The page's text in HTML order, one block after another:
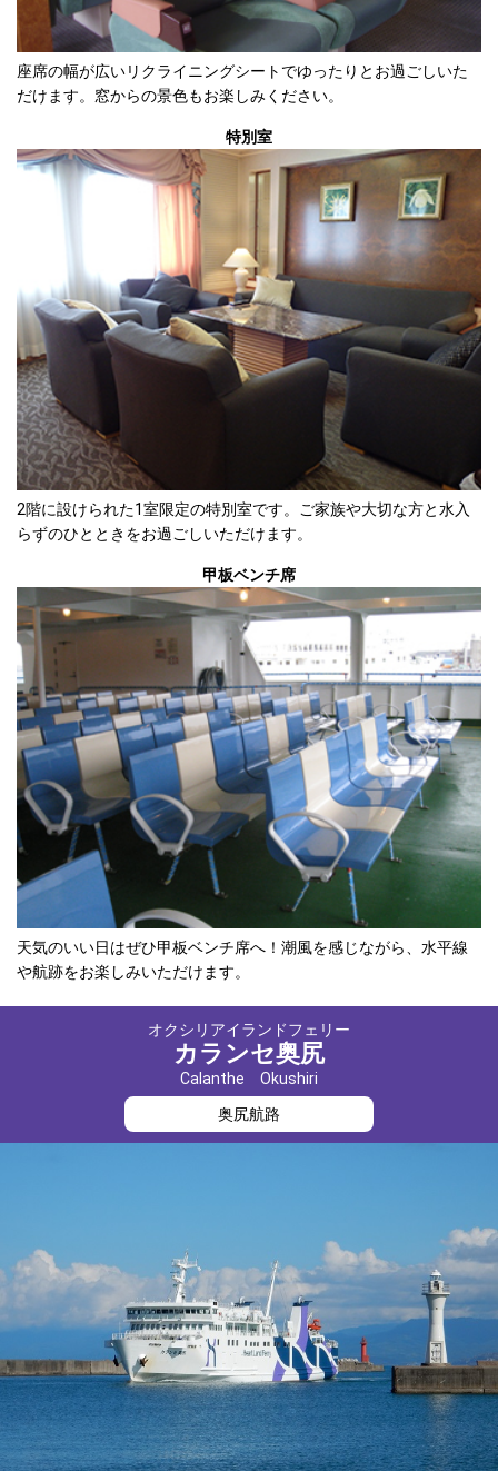
座席の幅が広いリクライニングシートでゆったりとお過ごしいた
だけます。窓からの景色もお楽しみください。
特別室
2階に設けられた1室限定の特別室です。ご家族や大切な方と水入
らずのひとときをお過ごしいただけます。
甲板ベンチ席
天気のいい日はぜひ甲板ベンチ席へ！潮風を感じながら、水平線
や航跡をお楽しみいただけます。
オクシリアイランドフェリー
カランセ奥尻
Calanthe Okushiri
奥尻航路